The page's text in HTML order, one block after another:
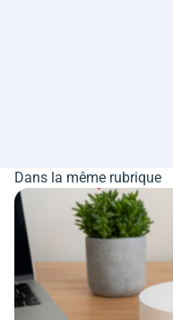
Dans la même rubrique